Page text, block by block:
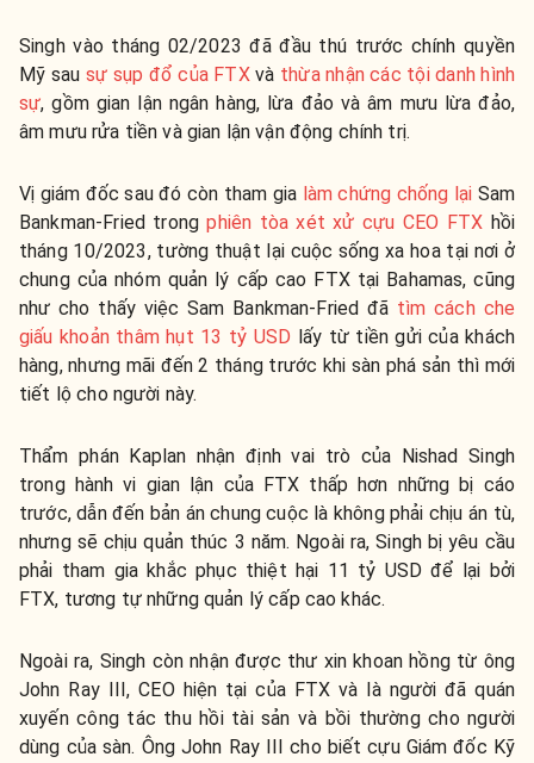
Singh vào tháng 02/2023 đã đầu thú trước chính quyền
Mỹ sau sự sụp đổ của FTXvà thừa nhận các tội danh hình
sự, gồm gian lận ngân hàng, lừa đảo và âm mưu lừa đảo,
âm mưu rửa tiền và gian lận vận động chính trị.
Vị giám đốc sau đó còn tham gia làm chứng chống lại Sam
Bankman-Fried trongphiên tòa xét xử cựu CEO FTX hồi
tháng 10/2023, tường thuật lại cuộc sống xa hoa tại nơi ở
chung của nhóm quản lý cấp cao FTX tại Bahamas, cũng
như cho thấy việc Sam Bankman-Fried đã tìm cách che
giấu khoản thâm hụt 13 tỷ USD lấy từ tiền gửi của khách
hàng, nhưng mãi đến 2 tháng trước khi sàn phá sản thì mới
tiết lộ cho người này.
Thẩm phán Kaplan nhận định vai trò của Nishad Singh
trong hành vi gian lận của FTX thấp hơn những bị cáo
trước, dẫn đến bản án chung cuộc là không phải chịu án tù,
nhưng sẽ chịu quản thúc 3 năm. Ngoài ra, Singh bị yêu cầu
phải tham gia khắc phục thiệt hại 11 tỷ USD để lại bởi
FTX, tương tự những quản lý cấp cao khác.
Ngoài ra, Singh còn nhận được thư xin khoan hồng từ ông
John Ray III, CEO hiện tại của FTX và là người đã quán
xuyến công tác thu hồi tài sản và bồi thường cho người
dùng của sàn. Ông John Ray III cho biết cựu Giám đốc Kỹ